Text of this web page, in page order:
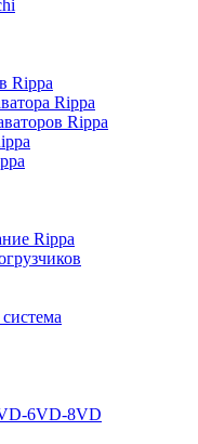
Rippa
Rippa
Rippa
Rippa
6VD-8VD